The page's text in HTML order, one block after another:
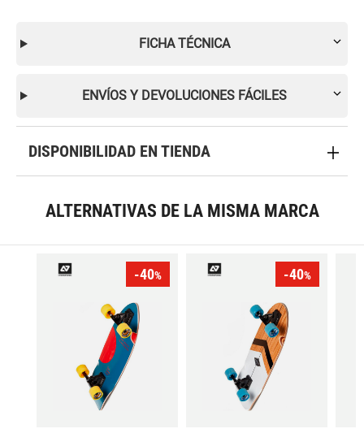
FICHA TÉCNICA
ENVÍOS Y DEVOLUCIONES FÁCILES
DISPONIBILIDAD EN TIENDA
ALTERNATIVAS DE LA MISMA MARCA
-40% -40%